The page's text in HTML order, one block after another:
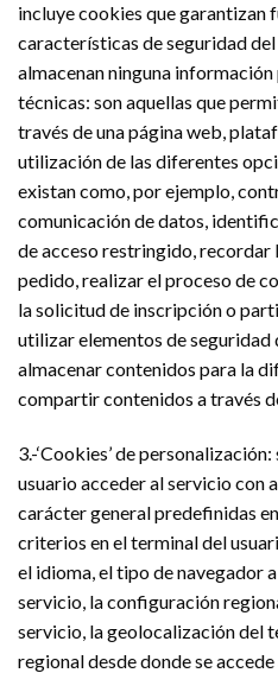
incluye cookies que garantizan
características de seguridad
almacenan ninguna información
técnicas: son aquellas que
través de una página web,
utilización de las diferentes
existan como, por ejemplo,
comunicación de datos,
de acceso restringido, recordar
pedido, realizar el proceso de
la solicitud de inscripción o
utilizar elementos de seguridad
almacenar contenidos para la
compartir contenidos a través
3.-‘Cookies’ de
usuario acceder al servicio con
carácter general predefinidas
criterios en el terminal del
el idioma, el tipo de navegador
servicio, la configuración
servicio, la geolocalización del
regional desde donde se